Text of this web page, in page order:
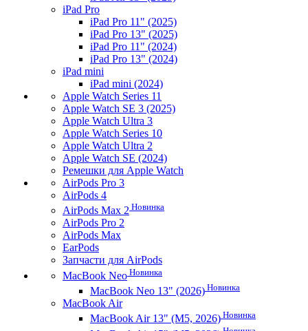
iPad Pro
iPad Pro 11" (2025)
iPad Pro 13" (2025)
iPad Pro 11" (2024)
iPad Pro 13" (2024)
iPad mini
iPad mini (2024)
Apple Watch Series 11
Apple Watch SE 3 (2025)
Apple Watch Ultra 3
Apple Watch Series 10
Apple Watch Ultra 2
Apple Watch SE (2024)
Ремешки для Apple Watch
AirPods Pro 3
AirPods 4
AirPods Max 2 Новинка
AirPods Pro 2
AirPods Max
EarPods
Запчасти для AirPods
MacBook Neo Новинка
MacBook Neo 13" (2026) Новинка
MacBook Air
MacBook Air 13" (M5, 2026) Новинка